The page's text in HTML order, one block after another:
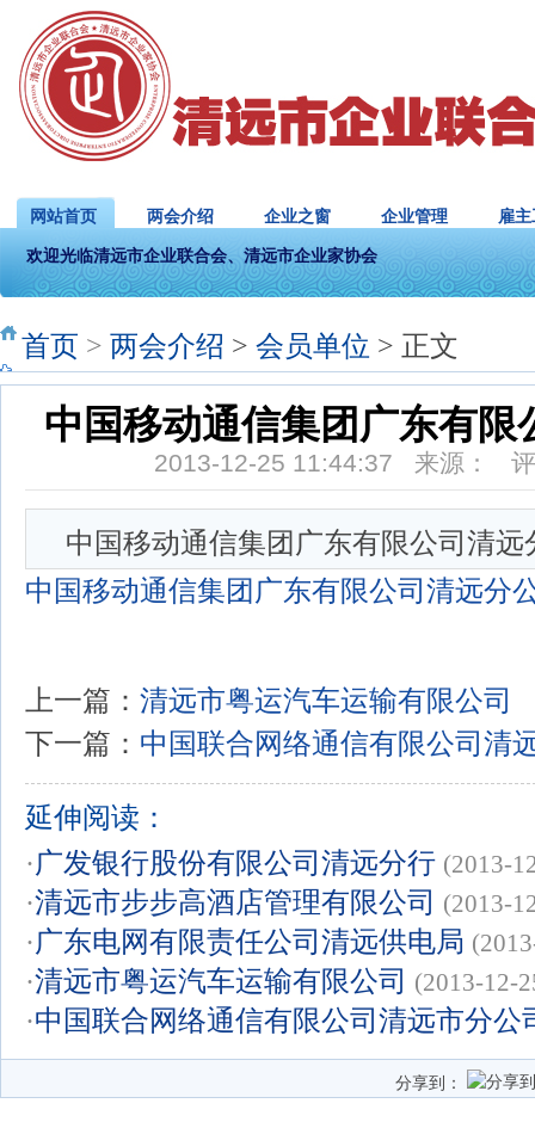
网站首页 两会介绍 企业之窗 企业管理 雇
欢迎光临清远市企业联合会、清远市企业家协会
首页 > 两会介绍 > 会员单位 > 正文
中国移动通信集团广东有限
2013-12-25 11:44:37 来源：
中国移动通信集团广东有限公司清远
中国移动通信集团广东有限公司清远分
上一篇： 清远市粤运汽车运输有限公司
下一篇： 中国联合网络通信有限公司清
延伸阅读：
·广发银行股份有限公司清远分行 (2013-
·清远市步步高酒店管理有限公司 (2013-
·广东电网有限责任公司清远供电局
·清远市粤运汽车运输有限公司 (2013-12-
·中国联合网络通信有限公司清远市分公
分享到：